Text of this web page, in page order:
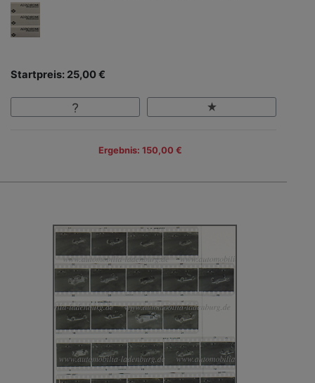
Startpreis: 25,00 €
Ergebnis: 150,00 €